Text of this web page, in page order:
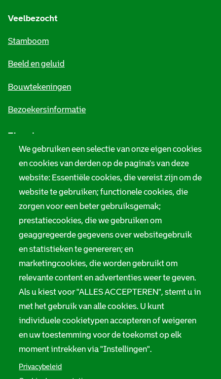
We gebruiken een selectie van onze eigen cookies
en cookies van derden op de pagina's van deze
website: Essentiële cookies, die vereist zijn om de
website te gebruiken; functionele cookies, die
zorgen voor een beter gebruiksgemak;
prestatiecookies, die we gebruiken om
geaggregeerde gegevens over websitegebruik
en statistieken te genereren; en
marketingcookies, die worden gebruikt om
relevante content en advertenties weer te geven.
Als u kiest voor "ALLES ACCEPTEREN", stemt u in
met het gebruik van alle cookies. U kunt
individuele cookietypen accepteren of weigeren
en uw toestemming voor de toekomst op elk
moment intrekken via "Instellingen".
Privacybeleid
m
Veelbezocht
Stamboom
Beeld en geluid
Bouwtekeningen
Bezoekersinformatie
Zie ook
Privacy
Digitale toegankelijkheid
Servicenormen
Melding taalgebruik
Suggesties en opmerkingen
Hofdijk 651, 3032 CG Rotterdam
Postbus 71, 3000 AB Rotterdam
TEL: 010 267 55 55